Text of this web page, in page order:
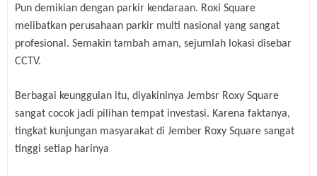
Pun demikian dengan parkir kendaraan. Roxi Square
melibatkan perusahaan parkir multi nasional yang sangat
profesional. Semakin tambah aman, sejumlah lokasi disebar
CCTV.
Berbagai keunggulan itu, diyakininya Jembsr Roxy Square
sangat cocok jadi pilihan tempat investasi. Karena faktanya,
tingkat kunjungan masyarakat di Jember Roxy Square sangat
tinggi setiap harinya